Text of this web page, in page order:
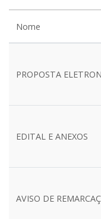
Nome
PROPOSTA
EDITAL E ANEXOS
AVISO DE